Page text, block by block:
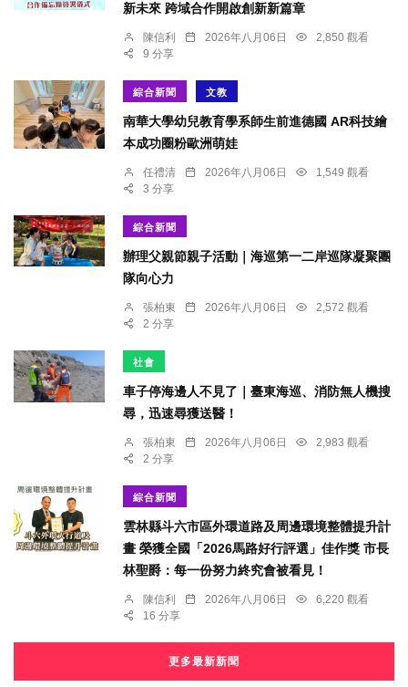
新未來 跨域合作開啟創新新篇章
陳信利 2026年八月06日
2,850 觀看
9 分享
綜合新聞 文教
南華大學幼兒教育學系師生前進德國 AR科技繪
本成功圈粉歐洲萌娃
任禮清 2026年八月06日
1,549 觀看
3 分享
綜合新聞
辦理父親節親子活動｜海巡第一二岸巡隊凝聚團
隊向心力
張柏東 2026年八月06日
2,572 觀看
2 分享
社會
車子停海邊人不見了｜臺東海巡、消防無人機搜
尋，迅速尋獲送醫！
張柏東 2026年八月06日
2,983 觀看
2 分享
綜合新聞
雲林縣斗六市區外環道路及周邊環境整體提升計
畫 榮獲全國「2026馬路好行評選」佳作獎 市長
林聖爵：每一份努力終究會被看見！
陳信利 2026年八月06日
6,220 觀看
16 分享
更多最新新聞